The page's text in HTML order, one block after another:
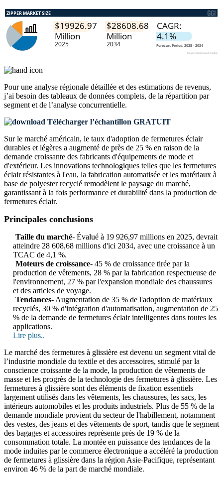
Pour une analyse régionale détaillée et des estimations de revenus,
j’ai besoin des tableaux de données complets, de la répartition par
segment et de l’analyse concurrentielle.
Télécharger l’échantillon GRATUIT
Sur le marché américain, le taux d'adoption de fermetures éclair
durables et légères a augmenté de près de 25 % en raison de la
demande croissante des fabricants d'équipements de mode et
d'extérieur. Les innovations technologiques telles que les fermetures
éclair résistantes à l'eau, la fabrication automatisée et les matériaux à
base de polyester recyclé remodèlent le paysage du marché,
garantissant à la fois performance et durabilité dans la production de
fermetures éclair.
Principales conclusions
Taille du marché- Évalué à 19 926,97 millions en 2025, devrait
atteindre 28 608,68 millions d'ici 2034, avec une croissance à un
TCAC de 4,1 %.
Moteurs de croissance- 45 % de croissance tirée par la
production de vêtements, 28 % par la fabrication respectueuse de
l'environnement, 27 % par l'expansion mondiale des chaussures
et des articles de voyage.
Tendances- Augmentation de 35 % de l'adoption de matériaux
recyclés, 30 % d'intégration d'automatisation, augmentation de 25
% de la demande de fermetures éclair intelligentes dans toutes les
applications.
Lire plus..
Le marché des fermetures à glissière est devenu un segment vital de
l’industrie mondiale du textile et des accessoires, stimulé par la
conscience croissante de la mode, la production de vêtements de
masse et les progrès de la technologie des fermetures à glissière. Les
fermetures à glissière sont des éléments de fixation essentiels
largement utilisés dans les vêtements, les chaussures, les sacs, les
intérieurs automobiles et les produits industriels. Plus de 55 % de la
demande mondiale provient du secteur de l'habillement, notamment
des vestes, des jeans et des vêtements de sport, tandis que le segment
des bagages et accessoires représente près de 19 % de la
consommation totale. La montée en puissance des tendances de la
mode induites par le commerce électronique a accéléré la production
de fermetures à glissière dans la région Asie-Pacifique, représentant
environ 46 % de la part de marché mondiale.